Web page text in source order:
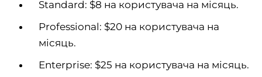
Standard: $8 на користувача на місяць.
Professional: $20 на користувача на
місяць.
Enterprise: $25 на користувача на місяць.